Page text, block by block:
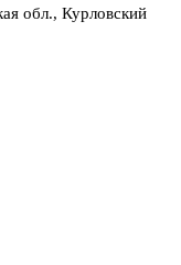
обл., Курловский